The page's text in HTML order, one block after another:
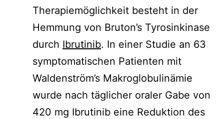
Therapiemöglichkeit besteht in der
Hemmung von Bruton’s Tyrosinkinase
durch Ibrutinib. In einer Studie an 63
symptomatischen Patienten mit
Waldenström’s Makroglobulinämie
wurde nach täglicher oraler Gabe von
420 mg Ibrutinib eine Reduktion des